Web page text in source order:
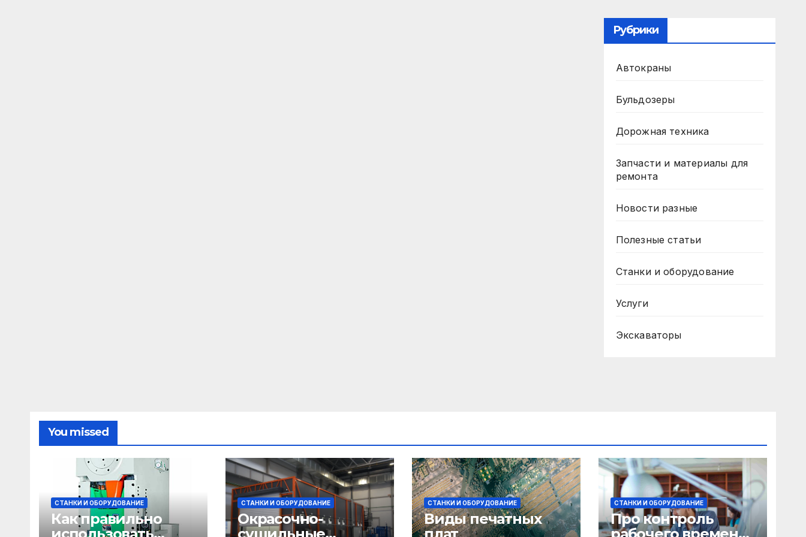
Рубрики
Автокраны
Бульдозеры
Дорожная техника
Запчасти и материалы для
ремонта
Новости разные
Полезные статьи
Станки и оборудование
Услуги
Экскаваторы
You missed
СТАНКИ И ОБОРУДОВАНИЕ
Как правильно
СТАНКИ И ОБОРУДОВАНИЕ
Окрасочно-
СТАНКИ И ОБОРУДОВАНИЕ
Виды печатных
СТАНКИ И ОБОРУДОВАНИЕ
Про контроль